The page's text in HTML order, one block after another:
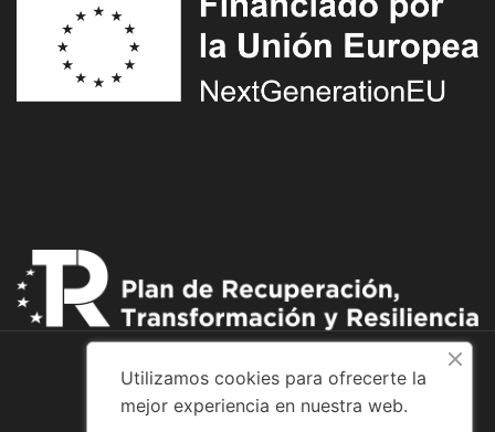
Utilizamos cookies para ofrecerte la
mejor experiencia en nuestra web.